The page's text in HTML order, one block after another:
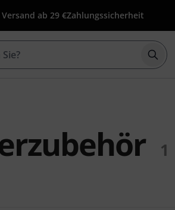
ab 29 €Zahlungssicherheit
1